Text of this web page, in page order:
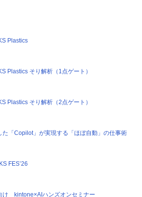
Plastics
Plastics そり解析（1点ゲート）
Plastics そり解析（2点ゲート）
た「Copilot」が実現する「ほぼ自動」の仕事術
FES’26
け kintone×AIハンズオンセミナー